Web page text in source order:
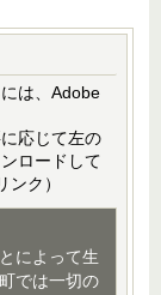
は、Adobe
応じて左の
ロードして
ンク）
によって生
では一切の